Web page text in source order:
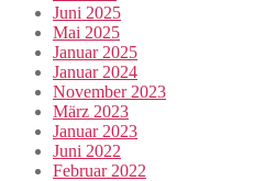
Juni 2025
Mai 2025
Januar 2025
Januar 2024
November 2023
März 2023
Januar 2023
Juni 2022
Februar 2022